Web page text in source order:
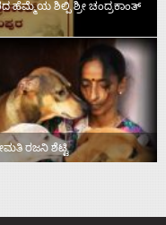
ಹೆಮ್ಮೆಯ ಶಿಲ್ಪಿ ಶ್ರೀ ಚಂದ್ರಕಾಂತ್‌
ರಜನಿ ಶೆಟ್ಟಿ